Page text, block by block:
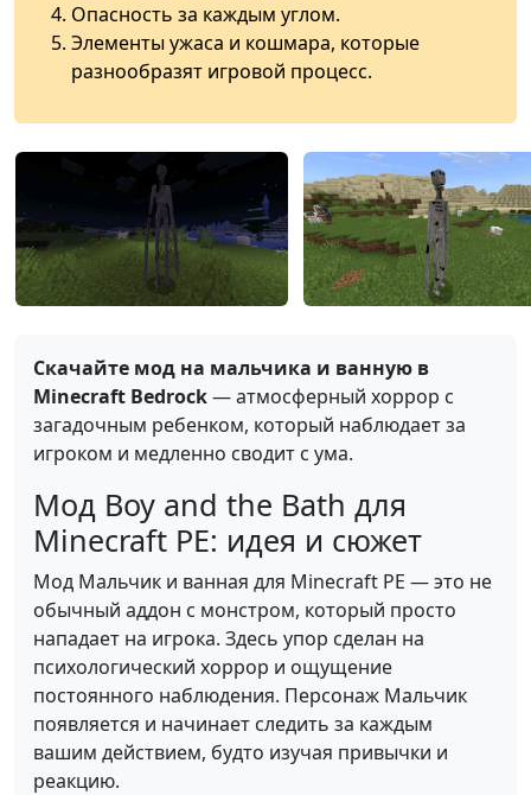
Опасность за каждым углом.
Элементы ужаса и кошмара, которые
разнообразят игровой процесс.
Скачайте мод на мальчика и ванную в
Minecraft Bedrock— атмосферный хоррор с
загадочным ребенком, который наблюдает за
игроком и медленно сводит с ума.
Мод Boy and the Bath для
Minecraft PE: идея и сюжет
Мод Мальчик и ванная для Minecraft PE — это не
обычный аддон с монстром, который просто
нападает на игрока. Здесь упор сделан на
психологический хоррор и ощущение
постоянного наблюдения. Персонаж Мальчик
появляется и начинает следить за каждым
вашим действием, будто изучая привычки и
реакцию.